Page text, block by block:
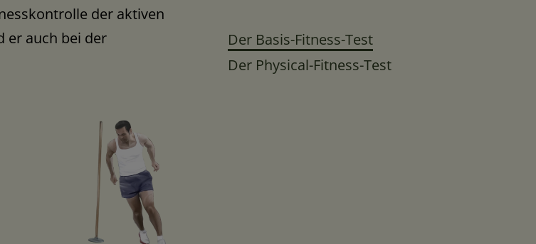
der aktiven
er auch bei der
Der Basis-Fitness-Test
Der Physical-Fitness-Test